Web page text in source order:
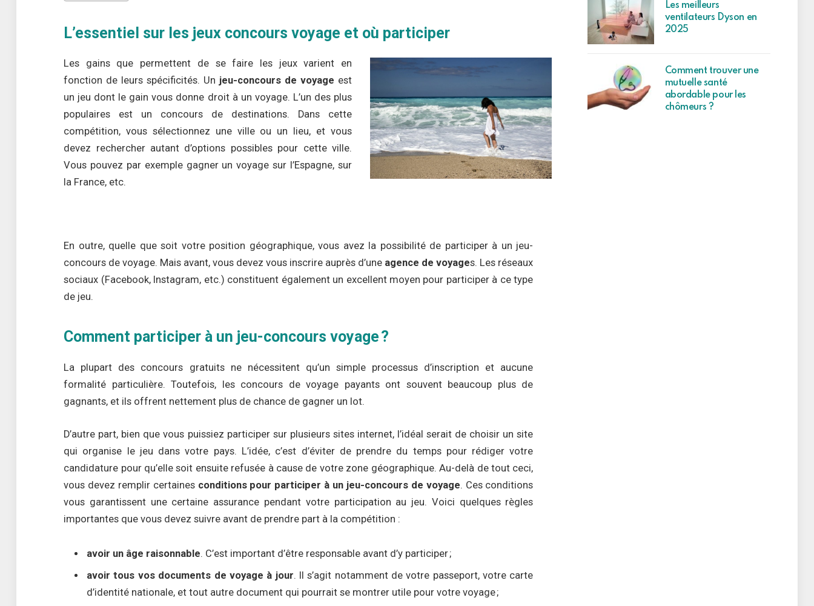
L’essentiel sur les jeux concours voyage et où participer
Les gains que permettent de se faire les jeux varient en
fonction de leurs spécificités. Un jeu-concours de voyage est
un jeu dont le gain vous donne droit à un voyage. L’un des plus
populaires est un concours de destinations. Dans cette
compétition, vous sélectionnez une ville ou un lieu, et vous
devez rechercher autant d’options possibles pour cette ville.
Vous pouvez par exemple gagner un voyage sur l’Espagne, sur
la France, etc.
En outre, quelle que soit votre position géographique, vous avez la possibilité de participer à un jeu-
concours de voyage. Mais avant, vous devez vous inscrire auprès d’une agence de voyages. Les réseaux
sociaux (Facebook, Instagram, etc.) constituent également un excellent moyen pour participer à ce type
de jeu.
Comment participer à un jeu-concours voyage ?
La plupart des concours gratuits ne nécessitent qu’un simple processus d’inscription et aucune
formalité particulière. Toutefois, les concours de voyage payants ont souvent beaucoup plus de
gagnants, et ils offrent nettement plus de chance de gagner un lot.
D’autre part, bien que vous puissiez participer sur plusieurs sites internet, l’idéal serait de choisir un site
qui organise le jeu dans votre pays. L’idée, c’est d’éviter de prendre du temps pour rédiger votre
candidature pour qu’elle soit ensuite refusée à cause de votre zone géographique. Au-delà de tout ceci,
vous devez remplir certaines conditions pour participer à un jeu-concours de voyage. Ces conditions
vous garantissent une certaine assurance pendant votre participation au jeu. Voici quelques règles
importantes que vous devez suivre avant de prendre part à la compétition :
avoir un âge raisonnable. C’est important d’être responsable avant d’y participer ;
avoir tous vos documents de voyage à jour. Il s’agit notamment de votre passeport, votre carte
d’identité nationale, et tout autre document qui pourrait se montrer utile pour votre voyage ;
Les meilleurs
ventilateurs Dyson en
2025
Comment trouver une
mutuelle santé
abordable pour les
chômeurs ?